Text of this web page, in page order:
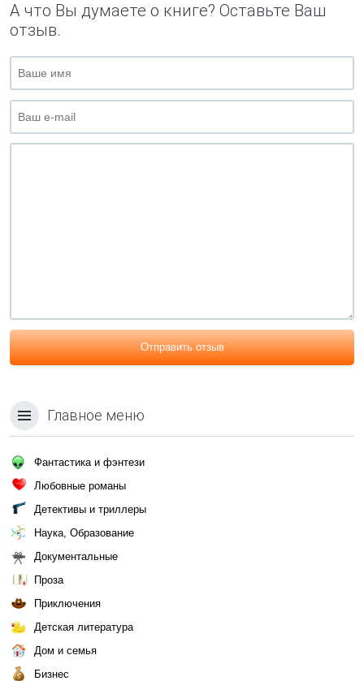
А что Вы думаете о книге? Оставьте Ваш
отзыв.
Отправить отзыв
Главное меню
Фантастика и фэнтези
Любовные романы
Детективы и триллеры
Наука, Образование
Документальные
Проза
Приключения
Детская литература
Дом и семья
Бизнес